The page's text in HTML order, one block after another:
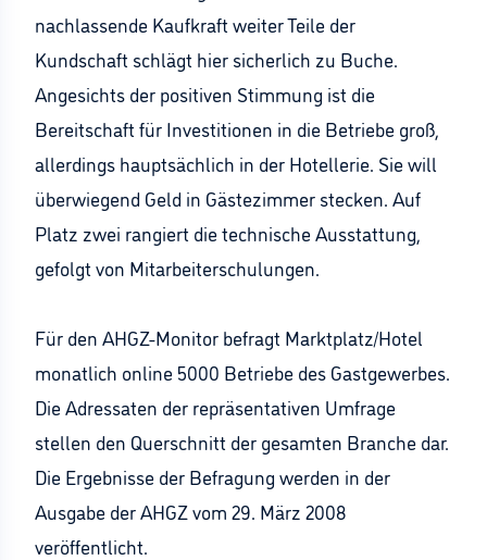
nachlassende Kaufkraft weiter Teile der
Kundschaft schlägt hier sicherlich zu Buche.
Angesichts der positiven Stimmung ist die
Bereitschaft für Investitionen in die Betriebe groß,
allerdings hauptsächlich in der Hotellerie. Sie will
überwiegend Geld in Gästezimmer stecken. Auf
Platz zwei rangiert die technische Ausstattung,
gefolgt von Mitarbeiterschulungen.
Für den AHGZ-Monitor befragt Marktplatz/Hotel
monatlich online 5000 Betriebe des Gastgewerbes.
Die Adressaten der repräsentativen Umfrage
stellen den Querschnitt der gesamten Branche dar.
Die Ergebnisse der Befragung werden in der
Ausgabe der AHGZ vom 29. März 2008
veröffentlicht.